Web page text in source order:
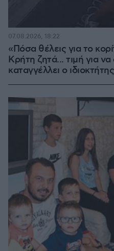
«Πόσα θέλεις για το
Κρήτη ζητά... τιμή για
καταγγέλλει ο
07.08.2026, 18:22